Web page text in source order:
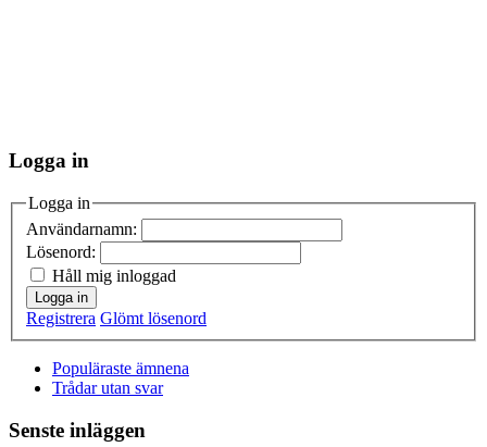
Logga in
Logga in
Användarnamn:
Lösenord:
Håll mig inloggad
Logga in
Registrera Glömt lösenord
Populäraste ämnena
Trådar utan svar
Senste inläggen